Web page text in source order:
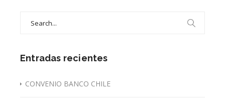
Entradas recientes
CONVENIO BANCO CHILE